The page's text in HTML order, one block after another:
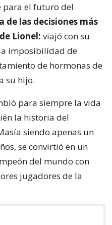
para el futuro del
de las decisiones más
Lionel: viajó con su
imposibilidad de
de hormonas de
su hijo.
para siempre la vida
la historia del
siendo apenas un
se convirtió en un
del mundo con
jugadores de la